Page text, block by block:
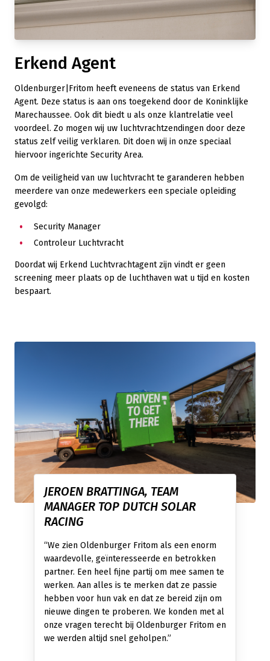
Erkend Agent
Oldenburger|Fritom heeft eveneens de status van Erkend
Agent. Deze status is aan ons toegekend door de Koninklijke
Marechaussee. Ook dit biedt u als onze klantrelatie veel
voordeel. Zo mogen wij uw luchtvrachtzendingen door deze
status zelf veilig verklaren. Dit doen wij in onze speciaal
hiervoor ingerichte Security Area.
Om de veiligheid van uw luchtvracht te garanderen hebben
meerdere van onze medewerkers een speciale opleiding
gevolgd:
Security Manager
Controleur Luchtvracht
Doordat wij Erkend Luchtvrachtagent zijn vindt er geen
screening meer plaats op de luchthaven wat u tijd en kosten
bespaart.
JEROEN BRATTINGA, TEAM
MANAGER TOP DUTCH SOLAR
RACING
“We zien Oldenburger Fritom als een enorm
waardevolle, geïnteresseerde en betrokken
partner. Een heel fijne partij om mee samen te
werken. Aan alles is te merken dat ze passie
hebben voor hun vak en dat ze bereid zijn om
nieuwe dingen te proberen. We konden met al
onze vragen terecht bij Oldenburger Fritom en
we werden altijd snel geholpen.”